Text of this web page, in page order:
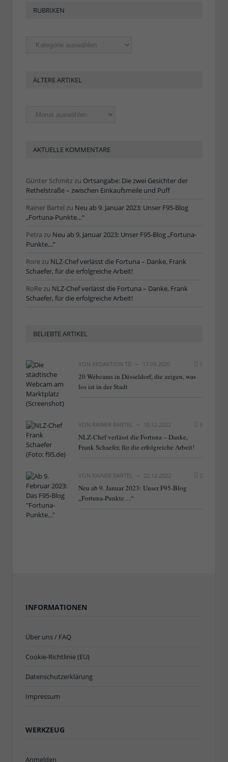
RUBRIKEN
Rubriken
ÄLTERE ARTIKEL
Ältere
Artikel
AKTUELLE KOMMENTARE
Günter Schmitzzu Ortsangabe: Die zwei Gesichter der
Rethelstraße – zwischen Einkaufsmeile und Puff
Rainer Bartel zu Neu ab 9. Januar 2023: Unser F95-Blog
„Fortuna-Punkte…“
Petra zu Neu ab 9. Januar 2023: Unser F95-Blog „Fortuna-
Punkte…“
Rorezu NLZ-Chef verlässt die Fortuna – Danke, Frank
Schaefer, für die erfolgreiche Arbeit!
RoRezu NLZ-Chef verlässt die Fortuna – Danke, Frank
Schaefer, für die erfolgreiche Arbeit!
BELIEBTE ARTIKEL
VON REDAKTION TD 17.09.2020 1
20 Webcams in Düsseldorf, die zeigen, was
los ist in der Stadt
VON RAINER BARTEL 10.12.2022 5
NLZ-Chef verlässt die Fortuna – Danke,
Frank Schaefer, für die erfolgreiche Arbeit!
VON RAINER BARTEL 22.12.2022 2
Neu ab 9. Januar 2023: Unser F95-Blog
„Fortuna-Punkte…“
INFORMATIONEN
Über uns / FAQ
Cookie-Richtlinie (EU)
Datenschutzerklärung
Impressum
WERKZEUG
Anmelden